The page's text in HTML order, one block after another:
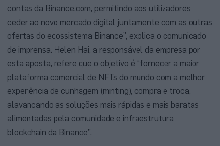
contas da Binance.com, permitindo aos utilizadores
ceder ao novo mercado digital juntamente com as outras
ofertas do ecossistema Binance”, explica o comunicado
de imprensa. Helen Hai, a responsável da empresa por
esta aposta, refere que o objetivo é “fornecer a maior
plataforma comercial de NFTs do mundo com a melhor
experiência de cunhagem (minting), compra e troca,
alavancando as soluções mais rápidas e mais baratas
alimentadas pela comunidade e infraestrutura
blockchain da Binance”.